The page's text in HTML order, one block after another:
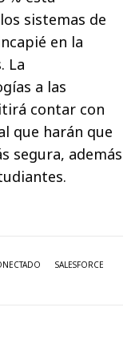
sistemas de
en la
La
a las
contar con
que harán que
segura, además
SALESFORCE